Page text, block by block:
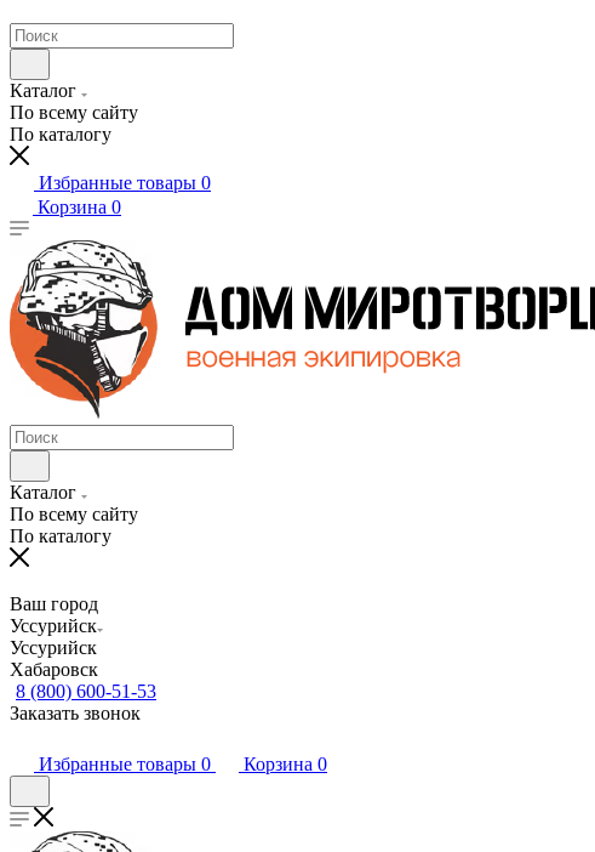
Каталог
По всему сайту
По каталогу
Избранные товары 0
Корзина 0
Каталог
По всему сайту
По каталогу
Ваш город
Уссурийск
Уссурийск
Хабаровск
8 (800) 600-51-53
Заказать звонок
Избранные товары 0 Корзина 0